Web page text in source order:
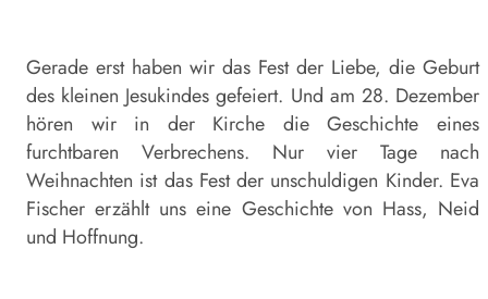
Gerade erst haben wir das Fest der Liebe, die Geburt
des kleinen Jesukindes gefeiert. Und am 28. Dezember
hören wir in der Kirche die Geschichte eines
furchtbaren Verbrechens. Nur vier Tage nach
Weihnachten ist das Fest der unschuldigen Kinder. Eva
Fischer erzählt uns eine Geschichte von Hass, Neid
und Hoffnung.